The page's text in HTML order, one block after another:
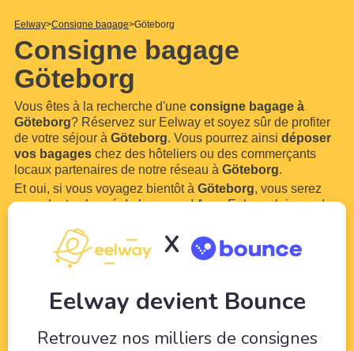
Eelway Consigne bagage Göteborg
Consigne bagage
Göteborg
Vous êtes à la recherche d'une consigne bagage à
Göteborg? Réservez sur Eelway et soyez sûr de profiter
de votre séjour à Göteborg. Vous pourrez ainsi déposer
vos bagages chez des hôteliers ou des commerçants
locaux partenaires de notre réseau à Göteborg.
Et oui, si vous voyagez bientôt à Göteborg, vous serez
sans doute chargé de bagages ! Avec Eelway, laissez des
temps de profiter de votre visite deGöteborg
service est ouvert 7 jours
Lire plus
X
Eelway devient Bounce
Retrouvez nos milliers de consignes